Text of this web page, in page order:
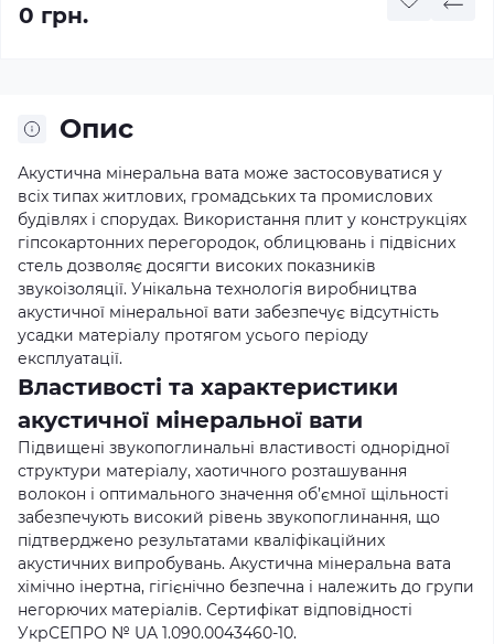
0 грн.
Опис
Акустична мінеральна вата може застосовуватися у
всіх типах житлових, громадських та промислових
будівлях і спорудах. Використання плит у конструкціях
гіпсокартонних перегородок, облицювань і підвісних
стель дозволяє досягти високих показників
звукоізоляції. Унікальна технологія виробництва
акустичної мінеральної вати забезпечує відсутність
усадки матеріалу протягом усього періоду
експлуатації.
Властивості та характеристики
акустичної мінеральної вати
Підвищені звукопоглинальні властивості однорідної
структури матеріалу, хаотичного розташування
волокон і оптимального значення об’ємної щільності
забезпечують високий рівень звукопоглинання, що
підтверджено результатами кваліфікаційних
акустичних випробувань. Акустична мінеральна вата
хімічно інертна, гігієнічно безпечна і належить до групи
негорючих матеріалів. Сертифікат відповідності
УкрСЕПРО № UA 1.090.0043460-10.